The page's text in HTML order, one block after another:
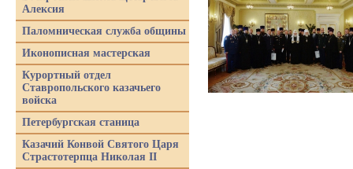
Алексия
Паломническая служба общины
Иконописная мастерская
Курортный отдел
Ставропольского казачьего
войска
Петербургская станица
Казачий Конвой Святого Царя
Страстотерпца Николая II